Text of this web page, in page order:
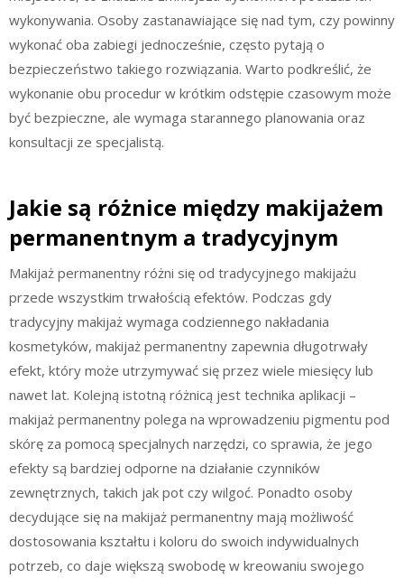
wykonywania. Osoby zastanawiające się nad tym, czy powinny
wykonać oba zabiegi jednocześnie, często pytają o
bezpieczeństwo takiego rozwiązania. Warto podkreślić, że
wykonanie obu procedur w krótkim odstępie czasowym może
być bezpieczne, ale wymaga starannego planowania oraz
konsultacji ze specjalistą.
Jakie są różnice między makijażem
permanentnym a tradycyjnym
Makijaż permanentny różni się od tradycyjnego makijażu
przede wszystkim trwałością efektów. Podczas gdy
tradycyjny makijaż wymaga codziennego nakładania
kosmetyków, makijaż permanentny zapewnia długotrwały
efekt, który może utrzymywać się przez wiele miesięcy lub
nawet lat. Kolejną istotną różnicą jest technika aplikacji –
makijaż permanentny polega na wprowadzeniu pigmentu pod
skórę za pomocą specjalnych narzędzi, co sprawia, że jego
efekty są bardziej odporne na działanie czynników
zewnętrznych, takich jak pot czy wilgoć. Ponadto osoby
decydujące się na makijaż permanentny mają możliwość
dostosowania kształtu i koloru do swoich indywidualnych
potrzeb, co daje większą swobodę w kreowaniu swojego